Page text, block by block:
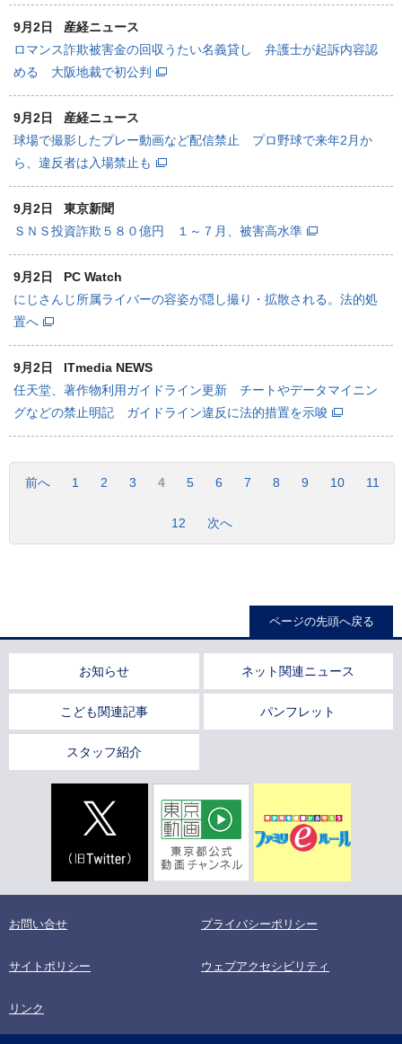
9月2日
産経ニュース
ロマンス詐欺被害金の回収うたい名義貸し 弁護士が起訴内容認
める 大阪地裁で初公判
9月2日
産経ニュース
球場で撮影したプレー動画など配信禁止 プロ野球で来年2月か
ら、違反者は入場禁止も
9月2日
東京新聞
ＳＮＳ投資詐欺５８０億円 １～７月、被害高水準
9月2日
PC Watch
にじさんじ所属ライバーの容姿が隠し撮り・拡散される。法的処
置へ
9月2日
ITmedia NEWS
任天堂、著作物利用ガイドライン更新 チートやデータマイニン
グなどの禁止明記 ガイドライン違反に法的措置を示唆
前へ 1 2 3 4 5 6 7 8 9 10 11
12 次へ
ページの先頭へ戻る
お知らせ ネット関連ニュース
こども関連記事 パンフレット
スタッフ紹介
お問い合せ プライバシーポリシー
サイトポリシー ウェブアクセシビリティ
リンク